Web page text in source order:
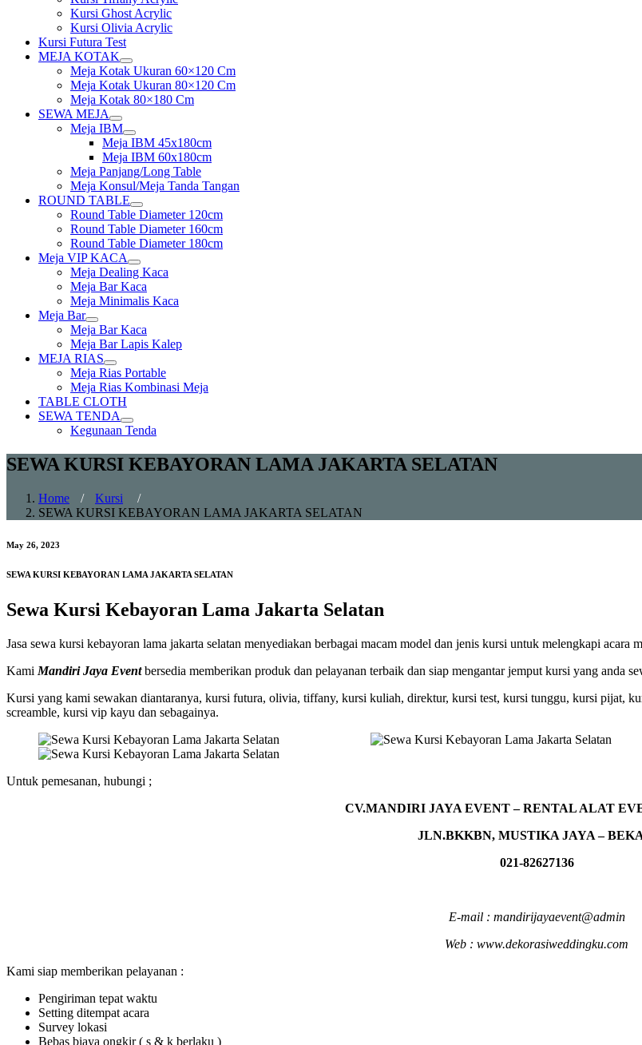
sub
menu
Kursi Ghost Acrylic
Kursi Olivia Acrylic
Kursi Futura Test
MEJA KOTAK
Show
sub
menu
Meja Kotak Ukuran 60×120 Cm
Meja Kotak Ukuran 80×120 Cm
Meja Kotak 80×180 Cm
SEWA MEJA
Show
sub
menu
Meja IBM
Show
sub
menu
Meja IBM 45x180cm
Meja IBM 60x180cm
Meja Panjang/Long Table
Meja Konsul/Meja Tanda Tangan
ROUND TABLE
Show
sub
menu
Round Table Diameter 120cm
Round Table Diameter 160cm
Round Table Diameter 180cm
Meja VIP KACA
Show
sub
menu
Meja Dealing Kaca
Meja Bar Kaca
Meja Minimalis Kaca
Meja Bar
Show
sub
menu
Meja Bar Kaca
Meja Bar Lapis Kalep
MEJA RIAS
Show
sub
menu
Meja Rias Portable
Meja Rias Kombinasi Meja
TABLE CLOTH
SEWA TENDA
Show
sub
Kegunaan Tenda
SEWA KURSI KEBAYORAN LAMA JAKARTA SELATAN
Home / Kursi
/
SEWA KURSI KEBAYORAN LAMA JAKARTA SELATAN
May 26, 2023
SEWA KURSI KEBAYORAN LAMA JAKARTA SELATAN
Sewa Kursi Kebayoran Lama Jakarta Selatan
Jasa sewa kursi kebayoran lama jakarta selatan menyediakan berbagai macam model dan jenis kursi untuk melengkapi acara
Kami Mandiri Jaya Eventbersedia memberikan produk dan pelayanan terbaik dan siap mengantar jemput kursi yang anda
Kursi yang kami sewakan diantaranya, kursi futura, olivia, tiffany, kursi kuliah, direktur, kursi test, kursi tunggu, kursi pijat,
screamble, kursi vip kayu dan sebagainya.
Untuk pemesanan, hubungi ;
CV.MANDIRI JAYA EVENT – RENTAL ALAT
JLN.BKKBN, MUSTIKA JAYA –
021-82627136
E-mail : mandirijayaevent@admin
Web : www.dekorasiweddingku.com
Kami siap memberikan pelayanan :
Pengiriman tepat waktu
Setting ditempat acara
Survey lokasi
Bebas biaya ongkir ( s & k berlaku )